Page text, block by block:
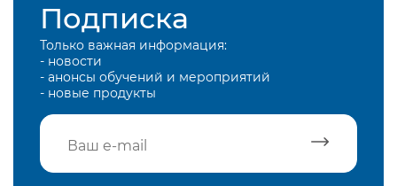
Подписка
Только важная информация:
- новости
- анонсы обучений и мероприятий
- новые продукты